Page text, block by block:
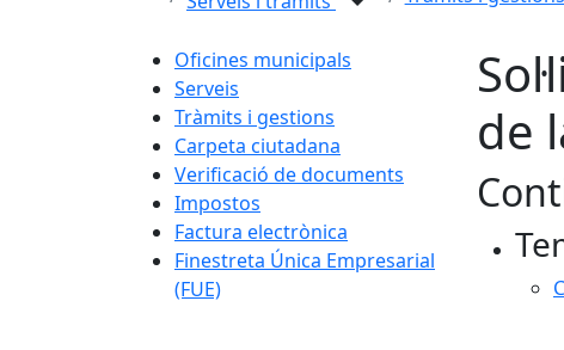
Oficines municipals
Serveis
Tràmits i gestions
Carpeta ciutadana
Verificació de documents
Impostos
Factura electrònica
Finestreta Única Empresarial
(FUE)
de